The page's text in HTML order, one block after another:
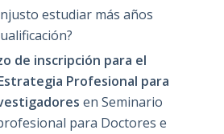
estudiar más años
de inscripción para el
Profesional para
en Seminario
para Doctores e